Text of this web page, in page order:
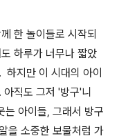
한 놀이들로 시작되
하루가 너무나 짧았
지만 이 시대의 아이
직도 그저 '방구'니
는 아이들, 그래서 방구
을 소중한 보물처럼 가